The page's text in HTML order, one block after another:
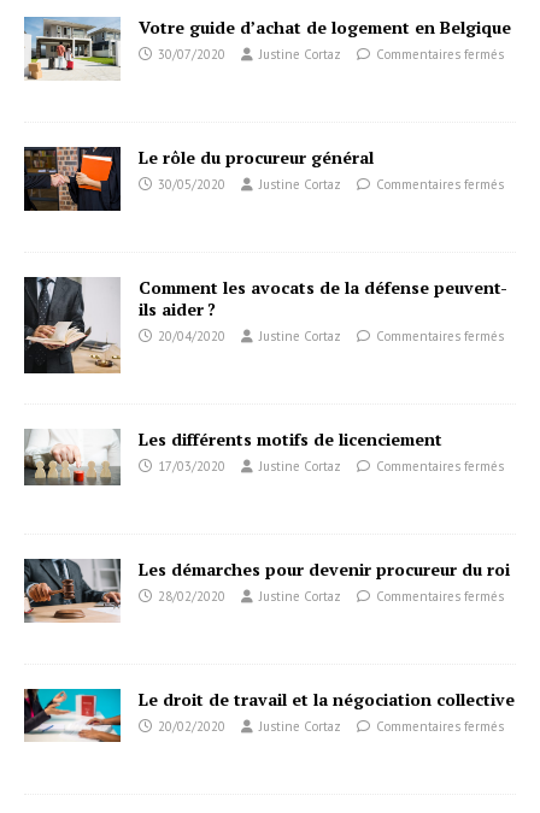
Votre guide d’achat de logement en Belgique
30/07/2020 Justine Cortaz Commentaires fermés
Le rôle du procureur général
30/05/2020 Justine Cortaz Commentaires fermés
Comment les avocats de la défense peuvent-
ils aider ?
20/04/2020 Justine Cortaz Commentaires fermés
Les différents motifs de licenciement
17/03/2020 Justine Cortaz Commentaires fermés
Les démarches pour devenir procureur du roi
28/02/2020 Justine Cortaz Commentaires fermés
Le droit de travail et la négociation collective
20/02/2020 Justine Cortaz Commentaires fermés